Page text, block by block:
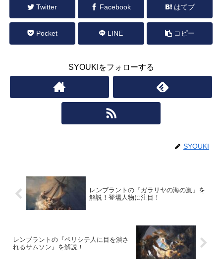
Twitter Facebook はてブ
Pocket LINE コピー
SYOUKIをフォローする
SYOUKI
レンブラントの『ガラリヤの海の嵐』を
解説！登場人物に注目！
レンブラントの『ペリシテ人に目を潰さ
れるサムソン』を解説！